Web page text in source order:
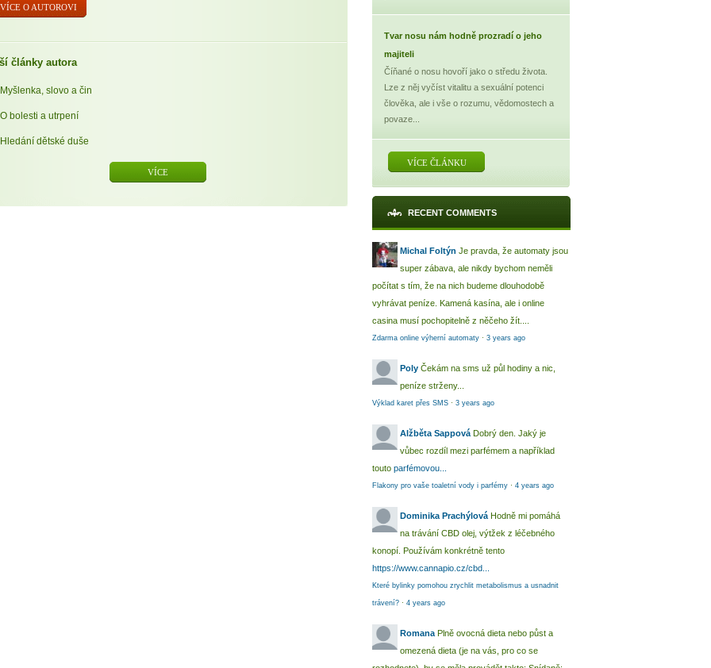
VÍCE O AUTOROVI
články autora
Myšlenka, slovo a čin
O bolesti a utrpení
Hledání dětské duše
VÍCE
Tvar nosu nám hodně prozradí o jeho
majiteli
Číňané o nosu hovoří jako o středu života.
Lze z něj vyčíst vitalitu a sexuální potenci
člověka, ale i vše o rozumu, vědomostech a
povaze...
VÍCE ČLÁNKU
RECENT COMMENTS
Michal Foltýn Je pravda, že automaty jsou
super zábava, ale nikdy bychom neměli
počítat s tím, že na nich budeme dlouhodobě
vyhrávat peníze. Kamená kasína, ale i online
casina musí pochopitelně z něčeho žít....
Zdarma online výherní automaty · 3 years ago
Poly Čekám na sms už půl hodiny a nic,
peníze strženy...
Výklad karet přes SMS · 3 years ago
Alžběta Sappová Dobrý den. Jaký je
vůbec rozdíl mezi parfémem a například
touto parfémovou...
Flakony pro vaše toaletní vody i parfémy · 4 years ago
Dominika Prachýlová Hodně mi pomáhá
na trávání CBD olej, výtžek z léčebného
konopí. Používám konkrétně tento
https://www.cannapio.cz/cbd...
Které bylinky pomohou zrychlit metabolismus a usnadnit
trávení? · 4 years ago
Romana Plně ovocná dieta nebo půst a
omezená dieta (je na vás, pro co se